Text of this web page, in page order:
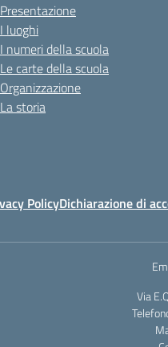
Presentazione
I luoghi
I numeri della scuola
Le carte della scuola
Organizzazione
La storia
PolicyDichiarazione di
Via